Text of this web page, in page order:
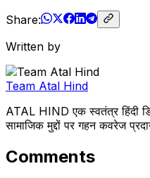
Share:
Written by
Team Atal Hind
ATAL HIND एक स्वतंत्र हिंदी
सामाजिक मुद्दों पर गहन कवरेज
Comments